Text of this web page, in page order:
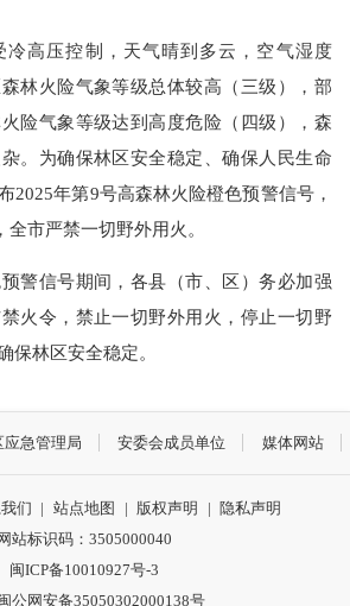
高压控制，天气晴到多云，空气湿度
林火险气象等级总体较高（三级），部
险气象等级达到高度危险（四级），森
。为确保林区安全稳定、确保人民生命
2025年第9号高森林火险橙色预警信号，
市严禁一切野外用火。
信号期间，各县（市、区）务必加强
火令，禁止一切野外用火，停止一切野
保林区安全稳定。
应急管理局 安委会成员单位 媒体网站
们 | 站点地图 | 版权声明 | 隐私声明
网站标识码：3505000040
闽ICP备10010927号-3
公网安备35050302000138号